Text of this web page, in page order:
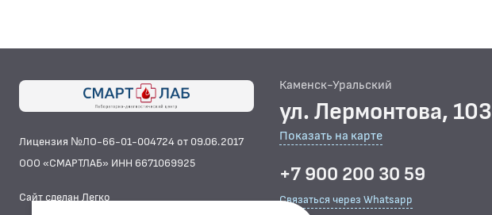
Лицензия №ЛО-66-01-004724 от 09.06.2017
ООО «СМАРТЛАБ» ИНН 6671069925
Сайт сделан Легко
Каменск-Уральский
ул. Лермонтова, 103
Показать на карте
+7 900 200 30 59
Связаться через Whatsapp